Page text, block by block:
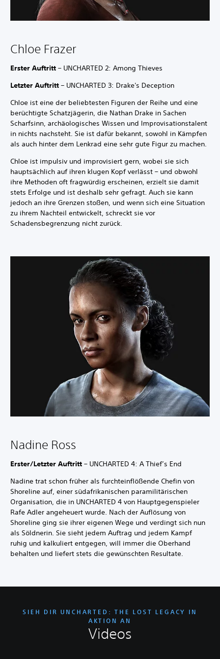
Chloe Frazer
Erster Auftritt – UNCHARTED 2: Among Thieves
Letzter Auftritt – UNCHARTED 3: Drake's Deception
Chloe ist eine der beliebtesten Figuren der Reihe und eine
berüchtigte Schatzjägerin, die Nathan Drake in Sachen
Scharfsinn, archäologisches Wissen und Improvisationstalent
in nichts nachsteht. Sie ist dafür bekannt, sowohl in Kämpfen
als auch hinter dem Lenkrad eine sehr gute Figur zu machen.
Chloe ist impulsiv und improvisiert gern, wobei sie sich
hauptsächlich auf ihren klugen Kopf verlässt – und obwohl
ihre Methoden oft fragwürdig erscheinen, erzielt sie damit
stets Erfolge und ist deshalb sehr gefragt. Auch sie kann
jedoch an ihre Grenzen stoßen, und wenn sich eine Situation
zu ihrem Nachteil entwickelt, schreckt sie vor
Schadensbegrenzung nicht zurück.
Nadine Ross
Erster/Letzter Auftritt – UNCHARTED 4: A Thief’s End
Nadine trat schon früher als furchteinflößende Chefin von
Shoreline auf, einer südafrikanischen paramilitärischen
Organisation, die in UNCHARTED 4 von Hauptgegenspieler
Rafe Adler angeheuert wurde. Nach der Auflösung von
Shoreline ging sie ihrer eigenen Wege und verdingt sich nun
als Söldnerin. Sie sieht jedem Auftrag und jedem Kampf
ruhig und kalkuliert entgegen, will immer die Oberhand
behalten und liefert stets die gewünschten Resultate.
SIEH DIR UNCHARTED: THE LOST LEGACY IN
AKTION AN
Videos